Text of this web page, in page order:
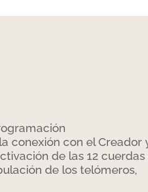
conexión con el Creador
de las 12 cuerdas
de los telómeros,